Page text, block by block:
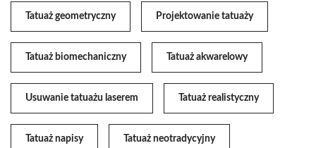
Tatuaż geometryczny Projektowanie tatuaży
Tatuaż biomechaniczny Tatuaż akwarelowy
Usuwanie tatuażu laserem Tatuaż realistyczny
Tatuaż napisy Tatuaż neotradycyjny